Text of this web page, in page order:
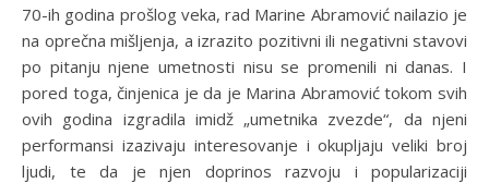
70-ih godina prošlog veka, rad Marine Abramović nailazio je
na oprečna mišljenja, a izrazito pozitivni ili negativni stavovi
po pitanju njene umetnosti nisu se promenili ni danas. I
pored toga, činjenica je da je Marina Abramović tokom svih
ovih godina izgradila imidž „umetnika zvezde“, da njeni
performansi izazivaju interesovanje i okupljaju veliki broj
ljudi, te da je njen doprinos razvoju i popularizaciji